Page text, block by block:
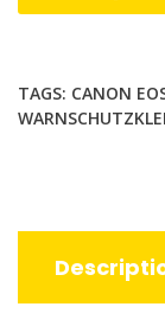
TAGS: CANON